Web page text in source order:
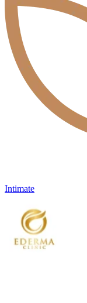
Intimate